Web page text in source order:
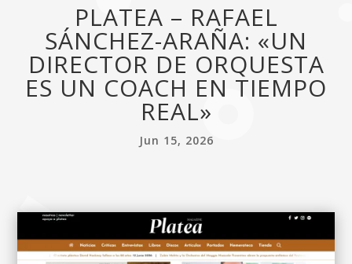
PLATEA – RAFAEL
SÁNCHEZ-ARAÑA: «UN
DIRECTOR DE ORQUESTA
ES UN COACH EN TIEMPO
REAL»
Jun 15, 2026